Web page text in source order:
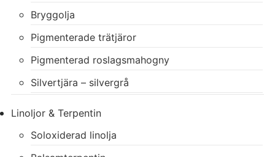
Bryggolja
Pigmenterade trätjäror
Pigmenterad roslagsmahogny
Silvertjära – silvergrå
Linoljor & Terpentin
Soloxiderad linolja